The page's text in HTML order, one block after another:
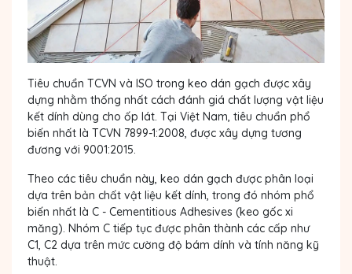
Tiêu chuẩn TCVN và ISO trong keo dán gạch được xây
dựng nhằm thống nhất cách đánh giá chất lượng vật liệu
kết dính dùng cho ốp lát. Tại Việt Nam, tiêu chuẩn phổ
biến nhất là TCVN 7899-1:2008, được xây dựng tương
đương với 9001:2015.
Theo các tiêu chuẩn này, keo dán gạch được phân loại
dựa trên bản chất vật liệu kết dính, trong đó nhóm phổ
biến nhất là C - Cementitious Adhesives (keo gốc xi
măng). Nhóm C tiếp tục được phân thành các cấp như
C1, C2 dựa trên mức cường độ bám dính và tính năng kỹ
thuật.